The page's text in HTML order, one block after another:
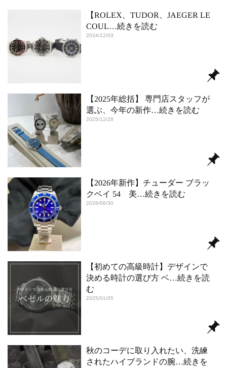
【ROLEX、TUDOR、JAEGER LE
COUL…続きを読む
2024/12/03
【2025年総括】 専門店スタッフが
選ぶ、今年の新作…続きを読む
2025/12/28
【2026年新作】チューダー ブラッ
クベイ 54 美…続きを読む
2026/06/30
【初めての高級時計】デザインで
決める時計の選び方 ベ…続きを読
む
2025/01/05
秋のコーデに取り入れたい、洗練
されたハイブランドの腕…続きを